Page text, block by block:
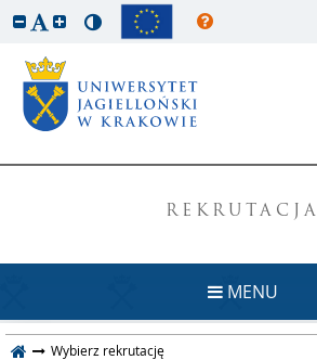
REKRUTACJA
MENU
Wybierz rekrutację